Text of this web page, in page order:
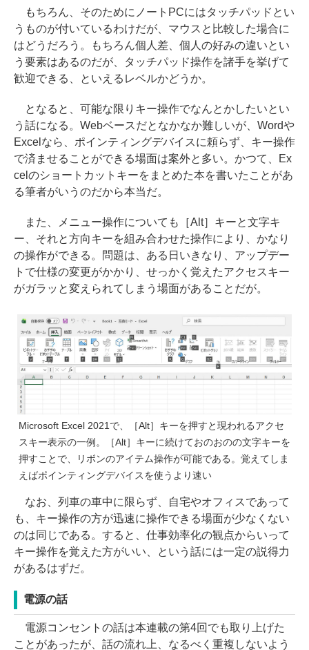
もちろん、そのためにノートPCにはタッチパッドとい
うものが付いているわけだが、マウスと比較した場合に
はどうだろう。もちろん個人差、個人の好みの違いとい
う要素はあるのだが、タッチパッド操作を諸手を挙げて
歓迎できる、といえるレベルかどうか。
となると、可能な限りキー操作でなんとかしたいとい
う話になる。Webベースだとなかなか難しいが、Wordや
Excelなら、ポインティングデバイスに頼らず、キー操作
で済ませることができる場面は案外と多い。かつて、Ex
celのショートカットキーをまとめた本を書いたことがあ
る筆者がいうのだから本当だ。
また、メニュー操作についても［Alt］キーと文字キ
ー、それと方向キーを組み合わせた操作により、かなり
の操作ができる。問題は、ある日いきなり、アップデー
トで仕様の変更がかかり、せっかく覚えたアクセスキー
がガラッと変えられてしまう場面があることだが。
Microsoft Excel 2021で、［Alt］キーを押すと現われるアクセ
スキー表示の一例。［Alt］キーに続けておのおのの文字キーを
押すことで、リボンのアイテム操作が可能である。覚えてしま
えばポインティングデバイスを使うより速い
なお、列車の車中に限らず、自宅やオフィスであって
も、キー操作の方が迅速に操作できる場面が少なくない
のは同じである。すると、仕事効率化の観点からいって
キー操作を覚えた方がいい、という話には一定の説得力
があるはずだ。
電源の話
電源コンセントの話は本連載の第4回でも取り上げた
ことがあったが、話の流れ上、なるべく重複しないよう